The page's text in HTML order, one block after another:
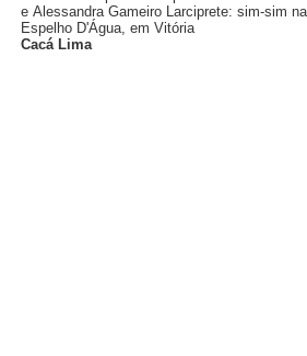
eAlessandra Gameiro Larciprete: sim-sim
Espelho D'Água, em Vitória
Cacá Lima